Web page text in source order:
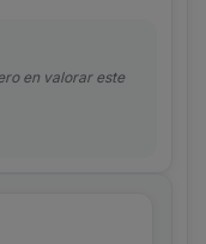
en valorar este